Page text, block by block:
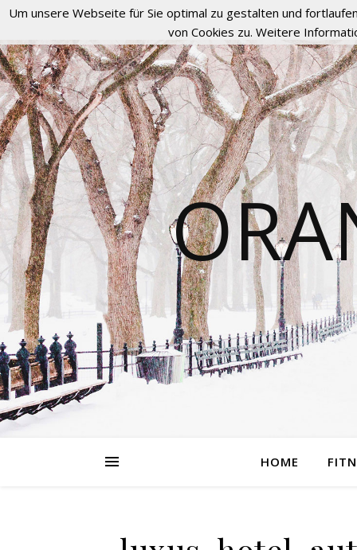
HOME
Um unsere Webseite für Sie optimal zu gestalten und
von Cookies zu. Weitere